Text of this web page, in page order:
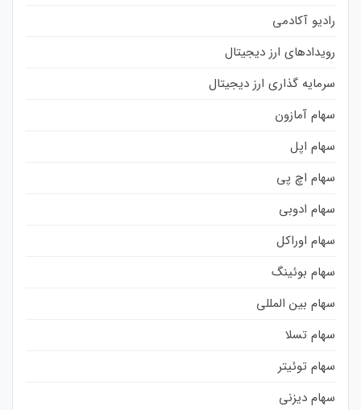
رادیو آکادمی
رویدادهای ارز دیجیتال
سرمایه گذاری ارز دیجیتال
سهام آمازون
سهام اپل
سهام اچ پی
سهام ادوبی
سهام اوراکل
سهام بوئینگ
سهام بین المللی
سهام تسلا
سهام توئیتر
سهام دیزنی